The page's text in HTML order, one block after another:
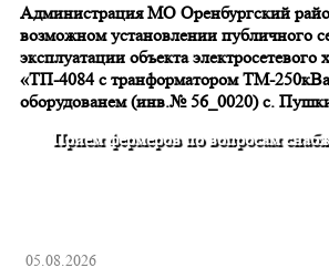
Администрация МО Оренбургский
возможном установлении публичного
эксплуатации объекта электросетевого
«ТП-4084 с транформатором ТМ-
оборудованем (инв.№ 56_0020) с.
Прием фермеров по вопросам
05.08.2026